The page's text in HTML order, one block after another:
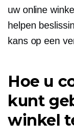
uw online
helpen
kans op een
Hoe u
kunt
winkel